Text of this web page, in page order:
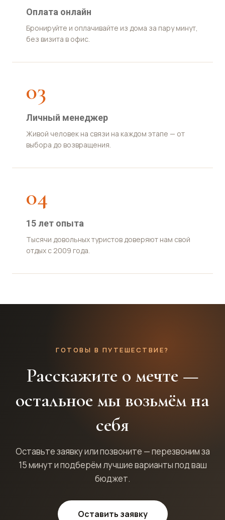
Оплата онлайн
Бронируйте и оплачивайте из дома за пару минут,
без визита в офис.
03
Личный менеджер
Живой человек на связи на каждом этапе — от
выбора до возвращения.
04
15 лет опыта
Тысячи довольных туристов доверяют нам свой
отдых с 2009 года.
ГОТОВЫ В ПУТЕШЕСТВИЕ?
Расскажите о мечте —
остальное мы возьмём на
себя
Оставьте заявку или позвоните — перезвоним за
15 минут и подберём лучшие варианты под ваш
бюджет.
Оставить заявку